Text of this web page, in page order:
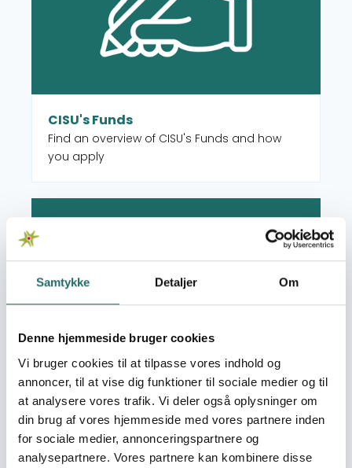
Samtykke Detaljer Om
Denne hjemmeside bruger cookies
Vi bruger cookies til at tilpasse vores indhold og
annoncer, til at vise dig funktioner til sociale medier og til
at analysere vores trafik. Vi deler også oplysninger om
din brug af vores hjemmeside med vores partnere inden
for sociale medier, annonceringspartnere og
analysepartnere. Vores partnere kan kombinere disse
CISU's Funds
Find an overview of CISU's Funds and how
you apply
Advisory Service
Consult us on civil society projects (both
long-term and humanitarian), partnerships,
organisational development, MEAL,